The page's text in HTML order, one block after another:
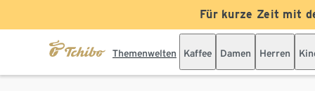
Für kurze Zeit mit
Themenwelten Kaffee Damen Herren